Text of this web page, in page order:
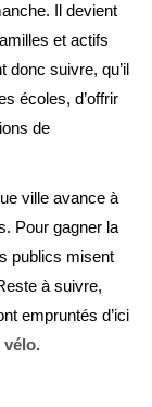
Il devient
et actifs
donc suivre, qu’il
écoles, d’offrir
de
ville avance à
Pour gagner la
publics misent
à suivre,
empruntés d’ici
vélo.